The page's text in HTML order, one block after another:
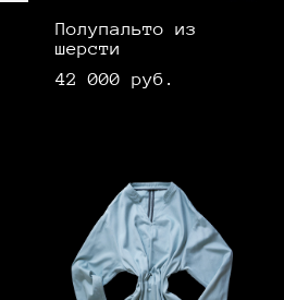
Полупальто из
шерсти
42 000 pуб.